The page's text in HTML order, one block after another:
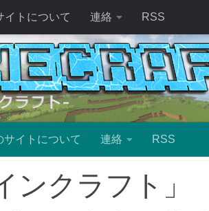
イトについて 連絡 RSS
サイトについて 連絡 RSS
ンクラフト